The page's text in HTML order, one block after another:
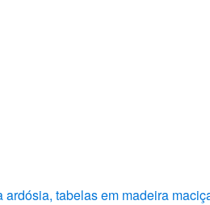
tabelas em madeira